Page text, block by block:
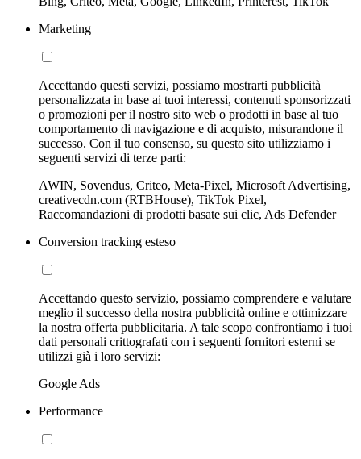
Marketing
Accettando questi servizi, possiamo mostrarti pubblicità
personalizzata in base ai tuoi interessi, contenuti sponsorizzati
o promozioni per il nostro sito web o prodotti in base al tuo
comportamento di navigazione e di acquisto, misurandone il
successo. Con il tuo consenso, su questo sito utilizziamo i
seguenti servizi di terze parti:
AWIN, Sovendus, Criteo, Meta-Pixel, Microsoft Advertising,
creativecdn.com (RTBHouse), TikTok Pixel,
Raccomandazioni di prodotti basate sui clic, Ads Defender
Conversion tracking esteso
Accettando questo servizio, possiamo comprendere e valutare
meglio il successo della nostra pubblicità online e ottimizzare
la nostra offerta pubblicitaria. A tale scopo confrontiamo i tuoi
dati personali crittografati con i seguenti fornitori esterni se
utilizzi già i loro servizi:
Google Ads
Performance